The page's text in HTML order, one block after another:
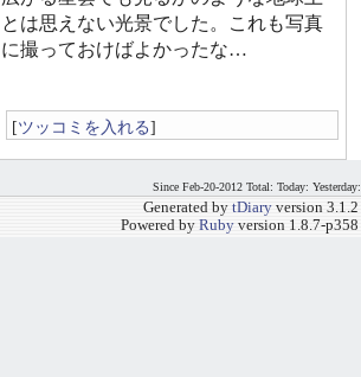
とは思えない光景でした。これも写真
に撮っておけばよかったな…
[ツッコミを入れる]
Since Feb-20-2012 Total: Today: Yesterday:
Generated by tDiary version 3.1.2
Powered by Ruby version 1.8.7-p358